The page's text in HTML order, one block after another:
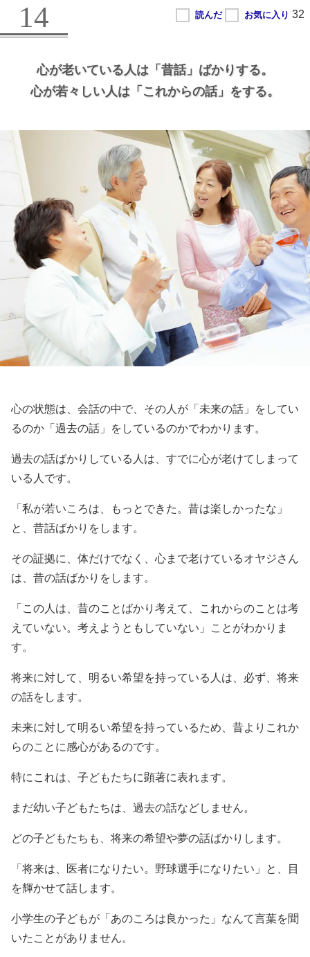
14
心が老いている人は 「昔話」ばかりする。
心が若々しい人は 「これからの話」をする。
心の状態は、会話の中で、その人が「未来の話」をしてい
るのか「過去の話」をしているのかでわかります。
過去の話ばかりしている人は、すでに心が老けてしまって
いる人です。
「私が若いころは、もっとできた。昔は楽しかったな」
と、昔話ばかりをします。
その証拠に、体だけでなく、心まで老けているオヤジさん
は、昔の話ばかりをします。
「この人は、昔のことばかり考えて、これからのことは考
えていない。考えようともしていない」ことがわかりま
す。
将来に対して、明るい希望を持っている人は、必ず、将来
の話をします。
未来に対して明るい希望を持っているため、昔よりこれか
らのことに感心があるのです。
特にこれは、子どもたちに顕著に表れます。
まだ幼い子どもたちは、過去の話などしません。
どの子どもたちも、将来の希望や夢の話ばかりします。
「将来は、医者になりたい。野球選手になりたい」と、目
を輝かせて話します。
小学生の子どもが「あのころは良かった」なんて言葉を聞
いたことがありません。